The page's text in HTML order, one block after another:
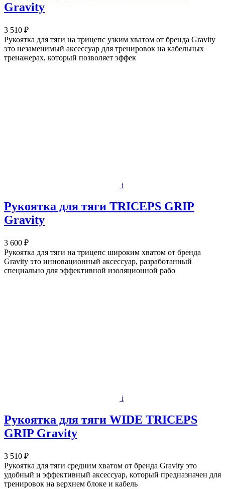
Gravity
3 510 ₽
Рукоятка для тяги на трицепс узким хватом от бренда Gravity
это незаменимый аксессуар для тренировок на кабельных
тренажерах, который позволяет эффек
i
Рукоятка для тяги TRICEPS GRIP
Gravity
3 600 ₽
Рукоятка для тяги на трицепс широким хватом от бренда
Gravity это инновационный аксессуар, разработанный
специально для эффективной изоляционной рабо
i
Рукоятка для тяги WIDE TRICEPS
GRIP Gravity
3 510 ₽
Рукоятка для тяги средним хватом от бренда Gravity это
удобный и эффективный аксессуар, который предназначен для
тренировок на верхнем блоке и кабель